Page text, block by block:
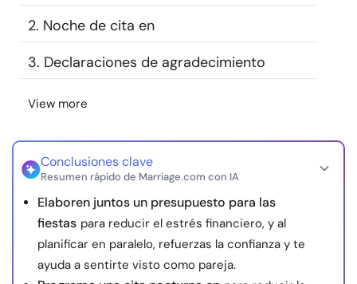
Encuentra un terapeuta
Idioma
nosotros
© Copyright 2026. Todos los derechos reservados.
2. Noche de cita en
3. Declaraciones de agradecimiento
View more
Conclusiones clave
Resumen rápido de Marriage.com con IA
Elaboren juntos un presupuesto para las
fiestas para reducir el estrés financiero, y al
planificar en paralelo, refuerzas la confianza y te
ayuda a sentirte visto como pareja.